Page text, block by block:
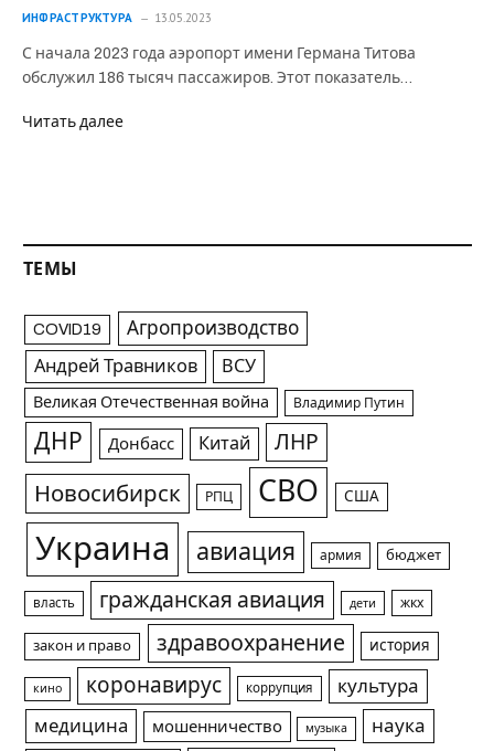
ИНФРАСТРУКТУРА 13.05.2023
С начала 2023 года аэропорт имени Германа Титова
обслужил 186 тысяч пассажиров. Этот показатель…
Читать далее
ТЕМЫ
COVID19 Агропроизводство
Андрей Травников ВСУ
Великая Отечественная война Владимир Путин
ДНР Донбасс Китай ЛНР
Новосибирск РПЦ СВО США
Украина авиация армия бюджет
власть гражданская авиация дети жкх
закон и право здравоохранение история
кино коронавирус коррупция
культура
медицина
мошенничество музыка
наука